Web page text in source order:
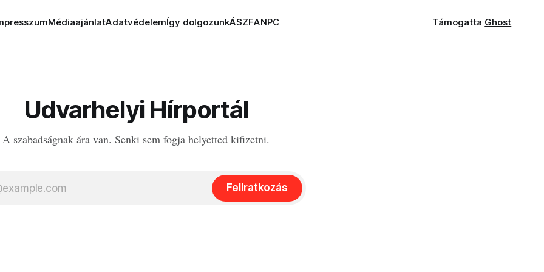
MédiaajánlatAdatvédelemÍgy dolgozunkÁSZFANPC Támogatta Ghost
Udvarhelyi Hírportál
A szabadságnak ára van. Senki sem fogja helyetted kifizetni.
Feliratkozás